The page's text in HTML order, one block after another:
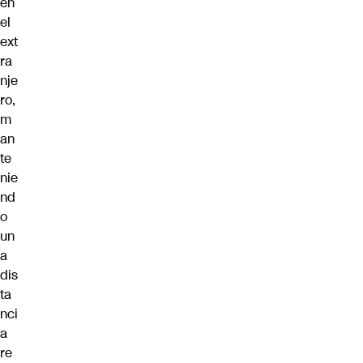
el
ext
ra
nje
ro,
m
an
te
nie
nd
o
un
a
dis
ta
nci
a
re